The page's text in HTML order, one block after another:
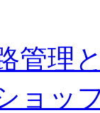
管理
ョッ